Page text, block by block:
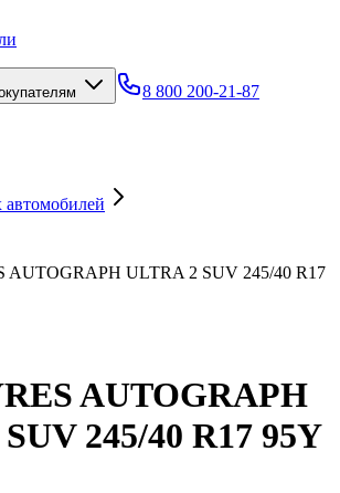
8 800 200-21-87
автомобилей
AUTOGRAPH ULTRA 2 SUV 245/40 R17
AUTOGRAPH
245/40 R17 95Y